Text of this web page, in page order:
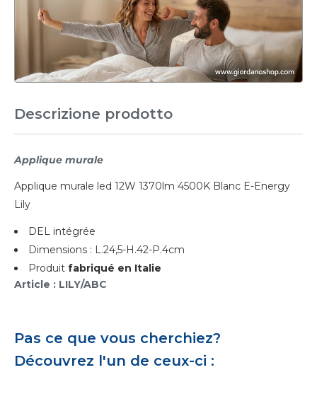
Descrizione prodotto
Applique murale
Applique murale led 12W 1370lm 4500K Blanc E-Energy
Lily
DEL intégrée
Dimensions : L.24,5-H.42-P.4cm
Produit fabriqué en Italie
Article : LILY/ABC
Pas ce que vous cherchiez?
Découvrez l'un de ceux-ci :